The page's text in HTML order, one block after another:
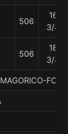
506
16
3/4
506
18
3/4